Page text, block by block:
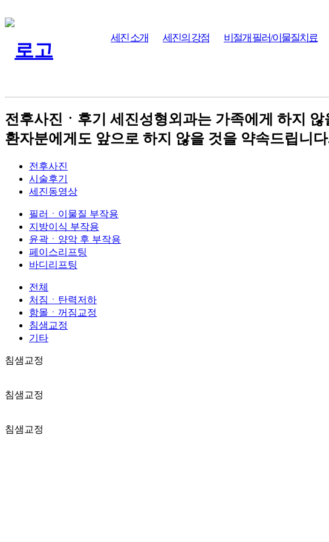
세진 소개 세진의 강점 비절개 필러/이물질치료
전후사진ㆍ후기 세진성형외과는 가족에게 하지
환자분에게도 앞으로 하지 않을 것을 약속드립니
전후사진
시술후기
세진동영상
필러ㆍ이물질 부작용
지방이식 부작용
윤곽ㆍ양악 후 부작용
페이스리프팅
바디리프팅
전체
처짐ㆍ탄력저하
함몰ㆍ꺼짐교정
침샘교정
기타
침샘교정
침샘교정
침샘교정